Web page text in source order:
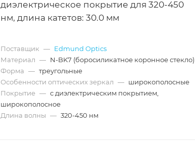
диэлектрическое покрытие для 320-450
нм, длина катетов: 30.0 мм
Поставщик — Edmund Optics
Материал — N-BK7 (боросиликатное коронное стекло)
Форма — треугольные
Особенности оптических зеркал — широкополосные
Покрытие — с диэлектрическим покрытием,
широкополосное
Длина волны — 320-450 нм